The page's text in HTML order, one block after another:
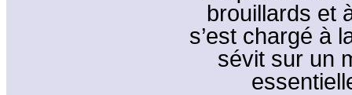
brouillards et
s’est chargé à
sévit sur un